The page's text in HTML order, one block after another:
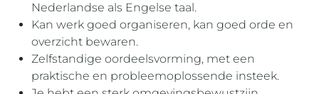
Nederlandse als Engelse taal.
Kan werk goed organiseren, kan goed orde en
overzicht bewaren.
Zelfstandige oordeelsvorming, met een
praktische en probleemoplossende insteek.